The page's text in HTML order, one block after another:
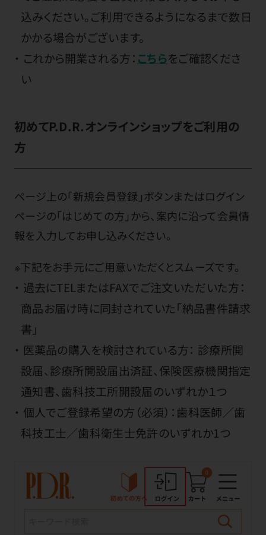
込みください。ご利用できるようになるまで数日
かかる場合がございます。
これから開業される方： こちらをご確認くださ
い
初めてP.D.R.オンラインショップをご利用の
方
ページ上の「新規会員登録」ボタンまたはログイン
ページの「はじめての方」から、案内に沿って会員情
報を入力してお申し込みください。
※下記をお手元にご用意いただくとスムーズです。
過去にTELまたはFAXでご注文いただいた方：
商品お届け時に同封されていた「納品書件請求
書」
医薬品の購入を検討されている方： 診療所開
設届、診療所開設届出済証、保険医療機関指定
通知書、歯科技工所開設届のいずれか１つ
個人でご登録希望の方（必須）：歯科医師／歯
科技工士／歯科衛生士免許のいずれか1つ